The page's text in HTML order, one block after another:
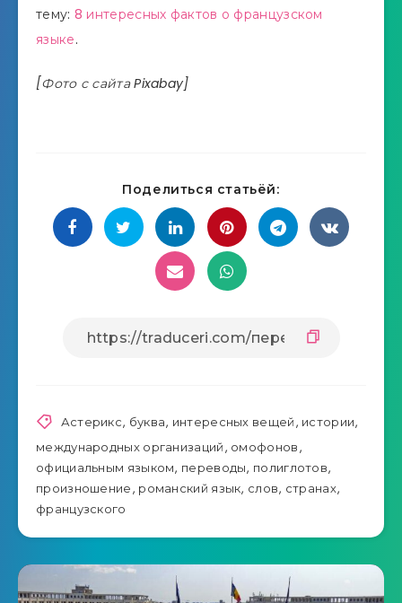
тему: 8 интересных фактов о французском
языке.
[Фото с сайта Pixabay]
Поделиться статьёй:
Астерикс, буква, интересных вещей, истории,
международных организаций, омофонов,
официальным языком, переводы, полиглотов,
произношение, романский язык, слов, странах,
французского